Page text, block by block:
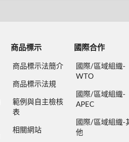
商品標示
商品標示法簡介
商品標示法規
範例與自主檢核
表
相關網站
國際合作
國際/區域組織-
WTO
國際/區域組織-
APEC
國際/區域組織-
他